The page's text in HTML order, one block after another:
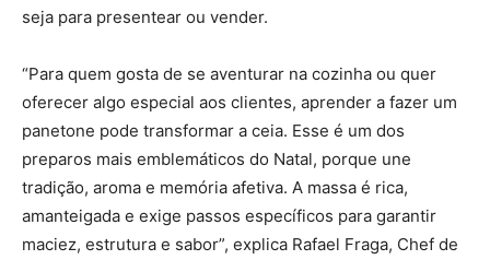
seja para presentear ou vender.
“Para quem gosta de se aventurar na cozinha ou quer
oferecer algo especial aos clientes, aprender a fazer um
panetone pode transformar a ceia. Esse é um dos
preparos mais emblemáticos do Natal, porque une
tradição, aroma e memória afetiva. A massa é rica,
amanteigada e exige passos específicos para garantir
maciez, estrutura e sabor”, explica Rafael Fraga, Chef de